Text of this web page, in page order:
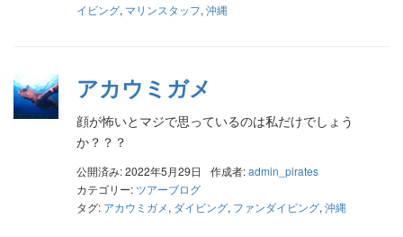
イビング, マリンスタッフ, 沖縄
アカウミガメ
顔が怖いとマジで思っているのは私だけでしょう
か？？？
公開済み: 2022年5月29日 作成者:admin_pirates
カテゴリー: ツアーブログ
タグ: アカウミガメ, ダイビング, ファンダイビング, 沖縄